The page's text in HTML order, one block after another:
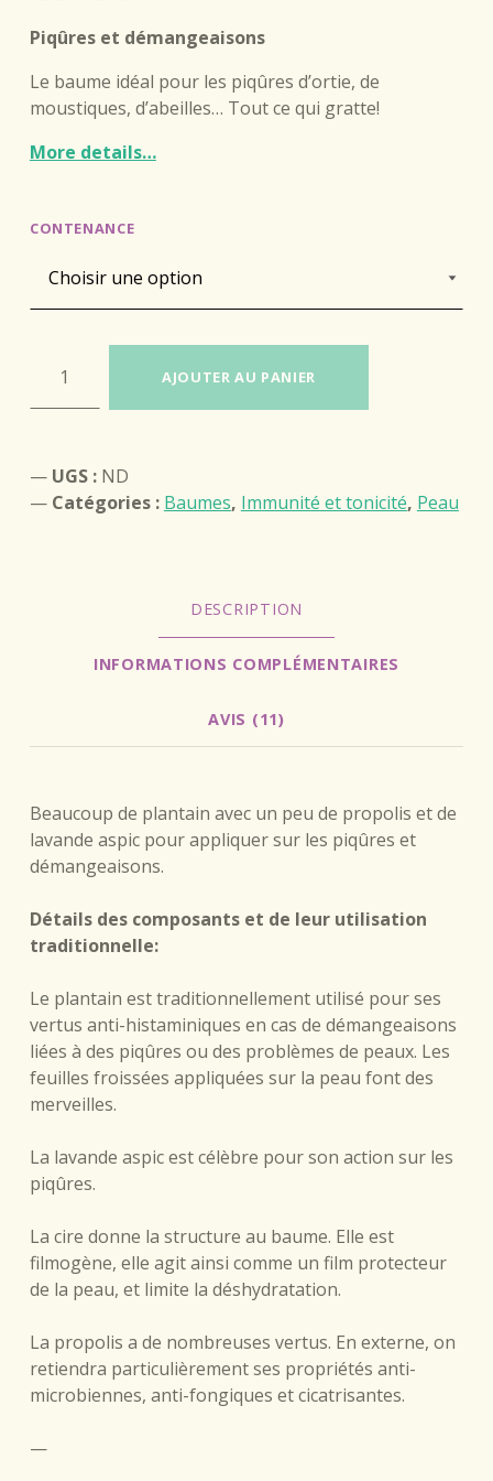
Piqûres et démangeaisons
Le baume idéal pour les piqûres d’ortie, de
moustiques, d’abeilles… Tout ce qui gratte!
More details…
CONTENANCE
AJOUTER AU PANIER
UGS : ND
Catégories : Baumes, Immunité et tonicité, Peau
DESCRIPTION
INFORMATIONS COMPLÉMENTAIRES
AVIS (11)
Beaucoup de plantain avec un peu de propolis et de
lavande aspic pour appliquer sur les piqûres et
démangeaisons.
Détails des composants et de leur utilisation
traditionnelle:
Le plantain est traditionnellement utilisé pour ses
vertus anti-histaminiques en cas de démangeaisons
liées à des piqûres ou des problèmes de peaux. Les
feuilles froissées appliquées sur la peau font des
merveilles.
La lavande aspic est célèbre pour son action sur les
piqûres.
La cire donne la structure au baume. Elle est
filmogène, elle agit ainsi comme un film protecteur
de la peau, et limite la déshydratation.
La propolis a de nombreuses vertus. En externe, on
retiendra particulièrement ses propriétés anti-
microbiennes, anti-fongiques et cicatrisantes.
—